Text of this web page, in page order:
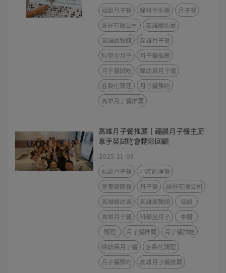
福韻月子餐 婦科手術餐
月子餐
韻好有限公司
高雄婦幼展
高雄展覽館
高雄月子餐
科學坐月子
月子餐推薦
月子餐試吃
婦幼展月子餐
客製化調理
月子餐預約
高雄月子餐推薦
高雄月子餐推薦｜福韻月子餐主廚
拿手菜試吃會精彩回顧
2025-11-03
福韻月子餐
小產調理餐
營養健康餐
月子餐
韻好有限公司
高雄婦幼展
高雄展覽館
福韻
高雄月子餐
科學坐月子
中醫
護理
月子餐推薦
月子餐試吃
婦幼展月子餐
客製化調理
月子餐預約
高雄月子餐推薦